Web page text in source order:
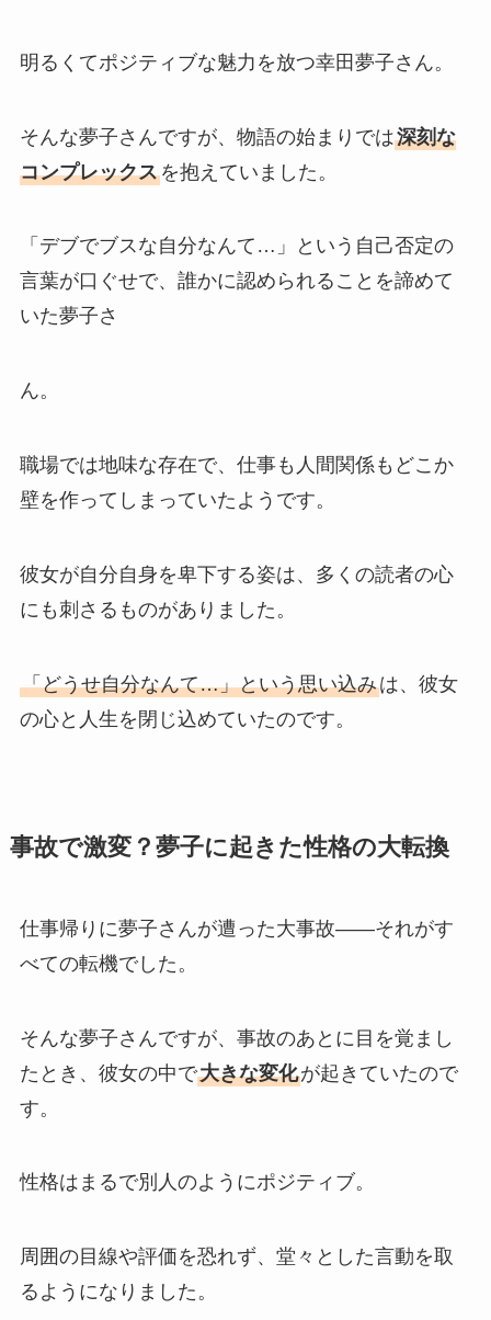
明るくてポジティブな魅力を放つ幸田夢子さん。
そんな夢子さんですが、物語の始まりでは深刻な
コンプレックスを抱えていました。
「デブでブスな自分なんて…」という自己否定の
言葉が口ぐせで、誰かに認められることを諦めて
いた夢子さ
ん。
職場では地味な存在で、仕事も人間関係もどこか
壁を作ってしまっていたようです。
彼女が自分自身を卑下する姿は、多くの読者の心
にも刺さるものがありました。
「どうせ自分なんて…」という思い込みは、彼女
の心と人生を閉じ込めていたのです。
事故で激変？夢子に起きた性格の大転換
仕事帰りに夢子さんが遭った大事故――それがす
べての転機でした。
そんな夢子さんですが、事故のあとに目を覚まし
たとき、彼女の中で大きな変化が起きていたので
す。
性格はまるで別人のようにポジティブ。
周囲の目線や評価を恐れず、堂々とした言動を取
るようになりました。